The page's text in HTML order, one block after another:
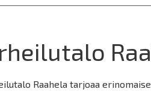
Raahela tarjoaa